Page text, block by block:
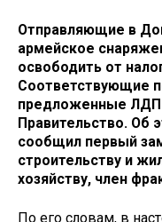
Отправляющие в
армейское
освободить от
Соответствующие
предложенные
Правительство. Об
сообщил первый
строительству и
хозяйству, член
По его словам, в